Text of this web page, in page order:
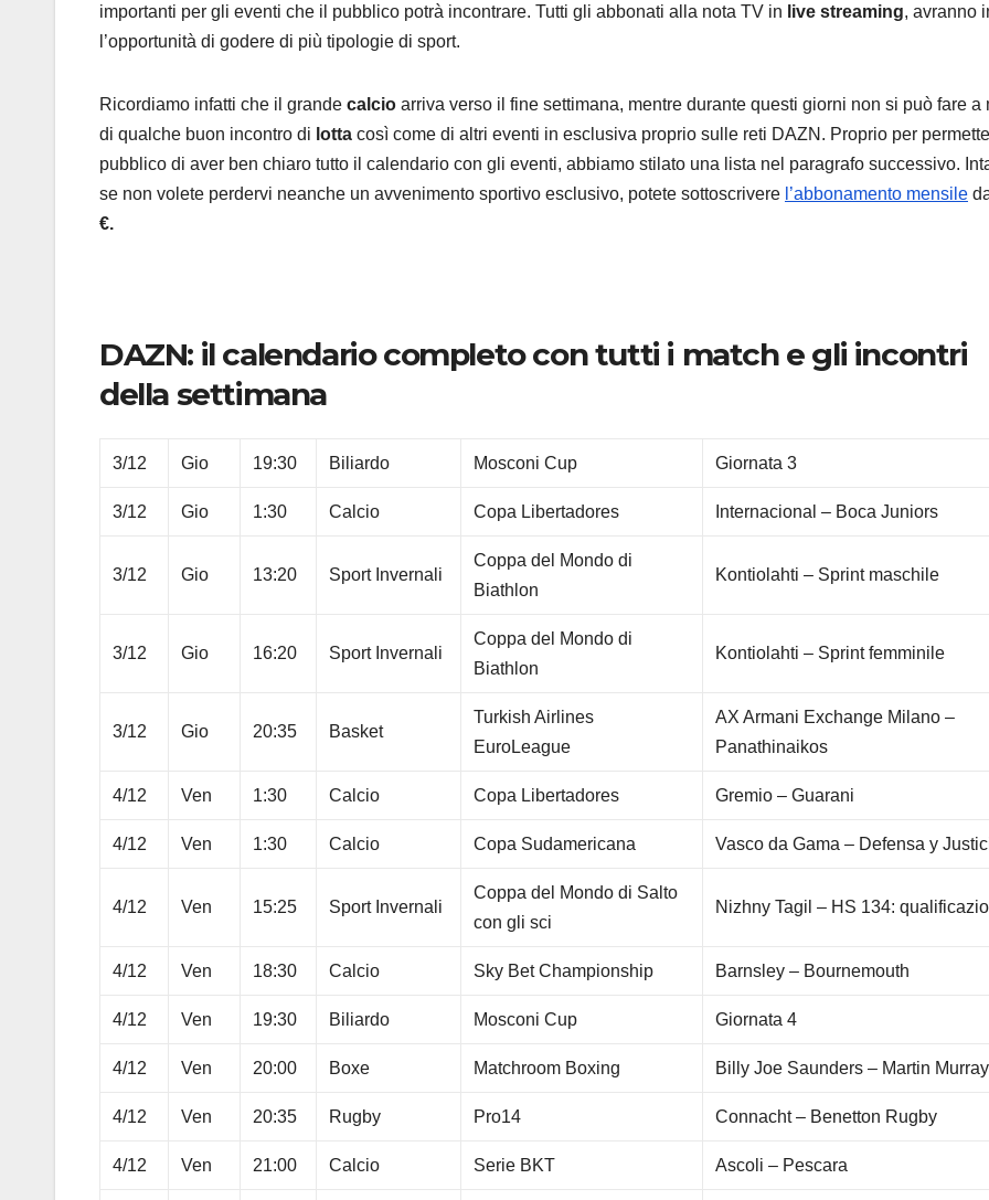
importanti per gli eventi che il pubblico potrà incontrare. Tutti gli abbonati alla nota TV in live streaming, avranno
l’opportunità di godere di più tipologie di sport.
Ricordiamo infatti che il grande calcio arriva verso il fine settimana, mentre durante questi giorni non si può fare a
di qualche buon incontro di lotta così come di altri eventi in esclusiva proprio sulle reti DAZN. Proprio per
pubblico di aver ben chiaro tutto il calendario con gli eventi, abbiamo stilato una lista nel paragrafo successivo.
se non volete perdervi neanche un avvenimento sportivo esclusivo, potete sottoscrivere l’abbonamento mensile
€.
DAZN: il calendario completo con tutti i match e gli incontri
della settimana
3/12 Gio 19:30 Biliardo Mosconi Cup Giornata 3
3/12 Gio 1:30 Calcio Copa Libertadores Internacional – Boca Juniors
3/12 Gio 13:20 Sport Invernali
Coppa del Mondo di
Biathlon
Kontiolahti – Sprint maschile
3/12 Gio 16:20 Sport Invernali
Coppa del Mondo di
Biathlon
Kontiolahti – Sprint femminile
3/12 Gio 20:35 Basket
Turkish Airlines
EuroLeague
AX Armani Exchange Milano –
Panathinaikos
4/12 Ven 1:30 Calcio Copa Libertadores Gremio – Guarani
4/12 Ven 1:30 Calcio Copa Sudamericana Vasco da Gama – Defensa y
4/12 Ven 15:25 Sport Invernali
Coppa del Mondo di Salto
con gli sci
Nizhny Tagil – HS 134:
4/12 Ven 18:30 Calcio Sky Bet Championship Barnsley – Bournemouth
4/12 Ven 19:30 Biliardo Mosconi Cup Giornata 4
4/12 Ven 20:00 Boxe Matchroom Boxing Billy Joe Saunders – Martin Murray
4/12 Ven 20:35 Rugby Pro14 Connacht – Benetton Rugby
4/12 Ven 21:00 Calcio Serie BKT Ascoli – Pescara